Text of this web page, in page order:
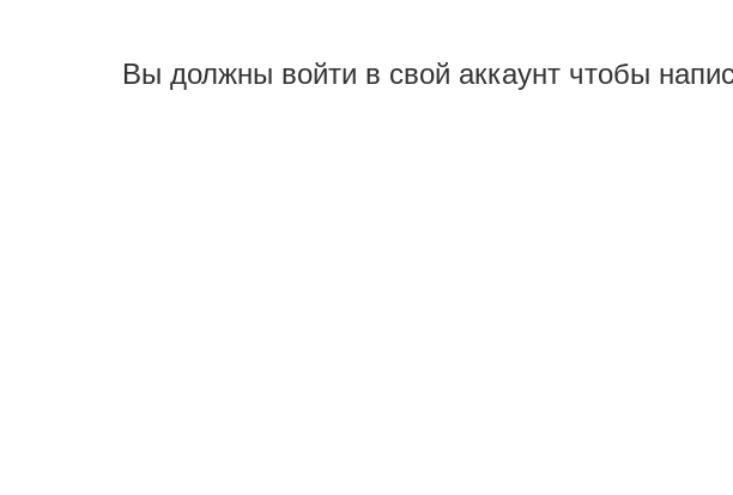
Вы должны войти в свой аккаунт чтобы